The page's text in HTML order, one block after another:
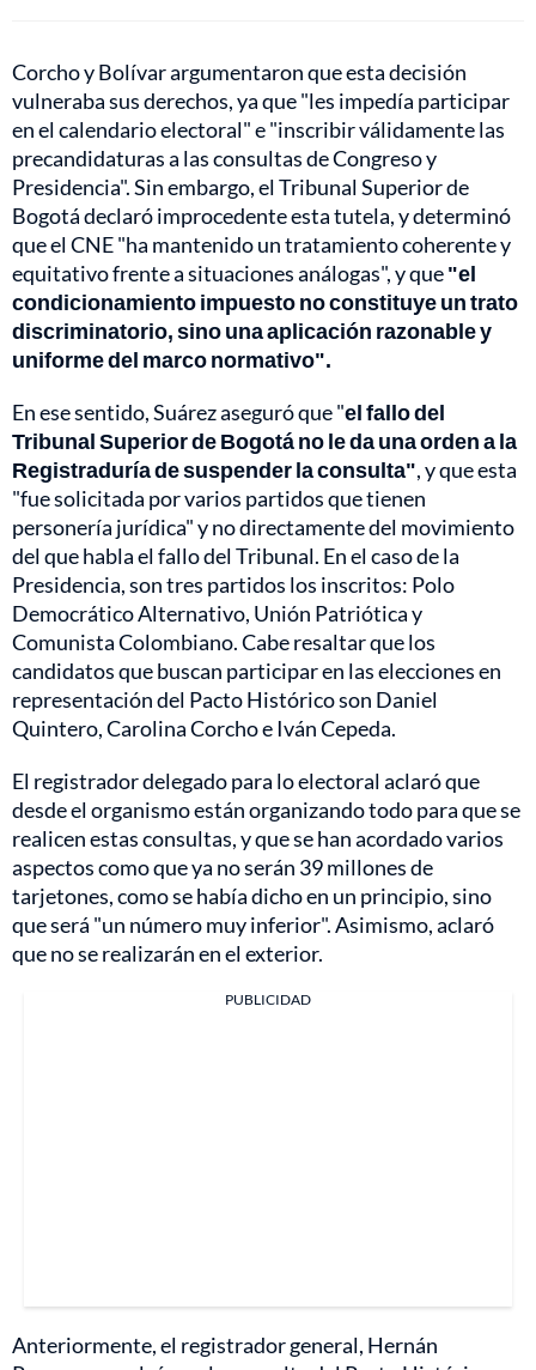
Corcho y Bolívar argumentaron que esta decisión
vulneraba sus derechos, ya que "les impedía participar
en el calendario electoral" e "inscribir válidamente las
precandidaturas a las consultas de Congreso y
Presidencia". Sin embargo, el Tribunal Superior de
Bogotá declaró improcedente esta tutela, y determinó
que el CNE "ha mantenido un tratamiento coherente y
equitativo frente a situaciones análogas", y que"el
condicionamiento impuesto no constituye un trato
discriminatorio, sino una aplicación razonable y
uniforme del marco normativo".
En ese sentido, Suárez aseguró que "el fallo del
Tribunal Superior de Bogotá no le da una orden a la
Registraduría de suspender la consulta", y que esta
"fue solicitada por varios partidos que tienen
personería jurídica" y no directamente del movimiento
del que habla el fallo del Tribunal. En el caso de la
Presidencia, son tres partidos los inscritos: Polo
Democrático Alternativo, Unión Patriótica y
Comunista Colombiano. Cabe resaltar que los
candidatos que buscan participar en las elecciones en
representación del Pacto Histórico son Daniel
Quintero, Carolina Corcho e Iván Cepeda.
El registrador delegado para lo electoral aclaró que
desde el organismo están organizando todo para que se
realicen estas consultas, y que se han acordado varios
aspectos como que ya no serán 39 millones de
tarjetones, como se había dicho en un principio, sino
que será "un número muy inferior". Asimismo, aclaró
que no se realizarán en el exterior.
PUBLICIDAD
Anteriormente, el registrador general, Hernán